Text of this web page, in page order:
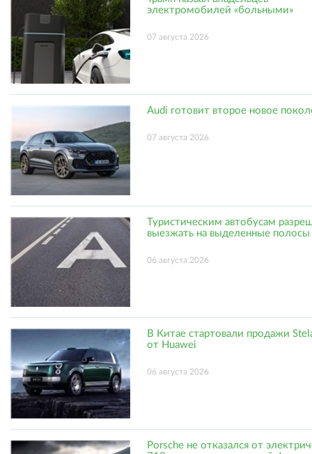
электромобилей «больными»
07 августа 2026
Audi готовит второе новое
07 августа 2026
Туристическим автобусам
выезжать на выделенные полосы
06 августа 2026
В Китае стартовали продажи
от Huawei
06 августа 2026
Porsche не отказался от